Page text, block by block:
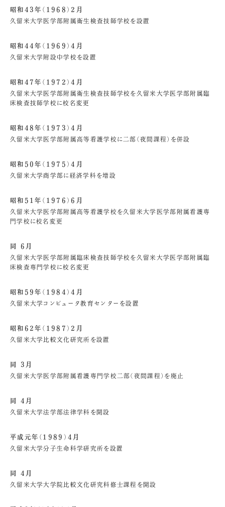
昭和43年（1968）2月
久留米大学医学部附属衛生検査技師学校を設置
昭和44年（1969）4月
久留米大学附設中学校を設置
昭和47年（1972）4月
久留米大学医学部附属衛生検査技師学校を久留米大学医学部附属臨
床検査技師学校に校名変更
昭和48年（1973）4月
久留米大学医学部附属高等看護学校に二部（夜間課程）を併設
昭和50年（1975）4月
久留米大学商学部に経済学科を増設
昭和51年（1976）6月
久留米大学医学部附属高等看護学校を久留米大学医学部附属看護専
門学校に校名変更
同 6月
久留米大学医学部附属臨床検査技師学校を久留米大学医学部附属臨
床検査専門学校に校名変更
昭和59年（1984）4月
久留米大学コンピュータ教育センターを設置
昭和62年（1987）2月
久留米大学比較文化研究所を設置
同 3月
久留米大学医学部附属看護専門学校二部（夜間課程）を廃止
同 4月
久留米大学法学部法律学科を開設
平成元年（1989）4月
久留米大学分子生命科学研究所を設置
同 4月
久留米大学大学院比較文化研究科修士課程を開設